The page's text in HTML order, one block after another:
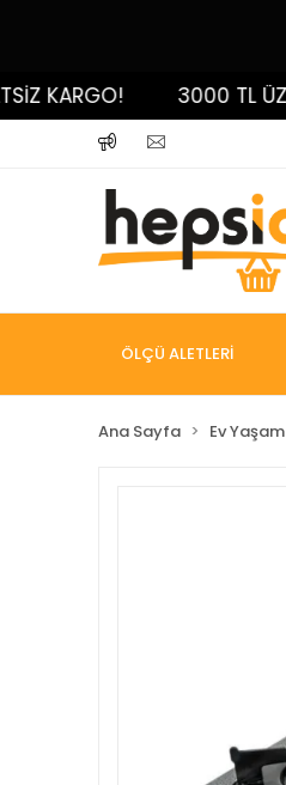
3000 TL ÜZERİ
ÖLÇÜ ALETLERİ
Ana Sayfa Ev Yaşam